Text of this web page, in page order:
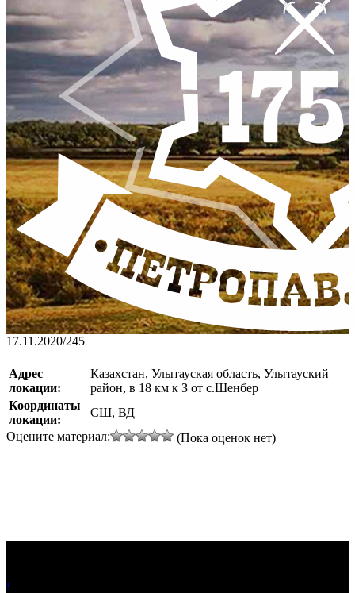
17.11.2020/245
Адрес
локации:
Казахстан, Улытауская область, Улытауский
район, в 18 км к З от с.Шенбер
Координаты
локации:
СШ, ВД
Оцените материал:
(Пока оценок нет)
!